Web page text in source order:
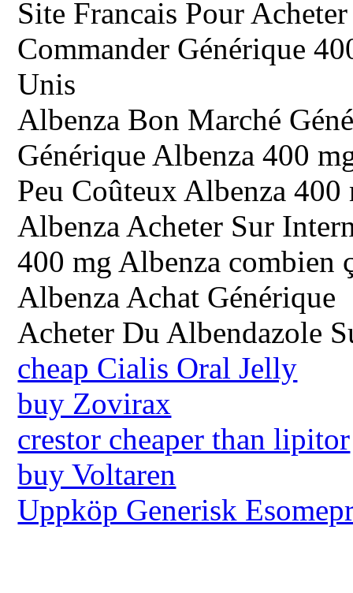
Site Francais Pour
Commander Générique
Unis
Albenza Bon Marché
Générique Albenza 400
Peu Coûteux Albenza 400
Albenza Acheter Sur
400 mg Albenza combien
Albenza Achat Générique
Acheter Du Albendazole
cheap Cialis Oral Jelly
buy Zovirax
crestor cheaper than lipitor
buy Voltaren
Uppköp Generisk